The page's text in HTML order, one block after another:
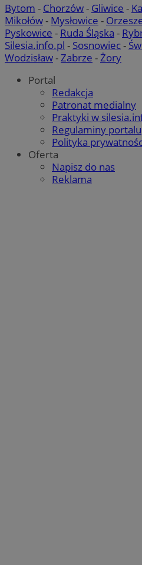
Bytom - Chorzów- Gliwice -
Mikołów- Mysłowice -
Pyskowice - Ruda Śląska -
Silesia.info.pl - Sosnowiec-
Wodzisław- Zabrze - Żory
Portal
Redakcja
Patronat medialny
Praktyki w
Regulaminy portalu
Polityka
Oferta
Napisz do nas
Reklama